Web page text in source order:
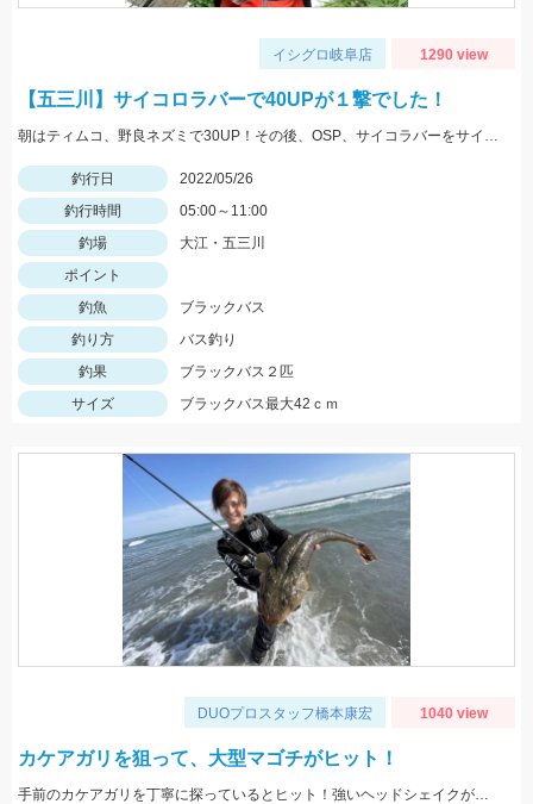
イシグロ岐阜店 1290 view
【五三川】サイコロラバーで40UPが１撃でした！
朝はティムコ、野良ネズミで30UP！その後、OSP、サイコラバーをサイトで使い、40UPをGETしました！
釣行日
2022/05/26
釣行時間
05:00～11:00
釣場
大江・五三川
ポイント
釣魚
ブラックバス
釣り方
バス釣り
釣果
ブラックバス２匹
サイズ
ブラックバス最大42ｃｍ
DUOプロスタッフ橋本康宏 1040 view
カケアガリを狙って、大型マゴチがヒット！
手前のカケアガリを丁寧に探っているとヒット！強いヘッドシェイクがたまりません！